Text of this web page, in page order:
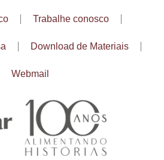
Trabalhe conosco
Download de Materiais
Webmail